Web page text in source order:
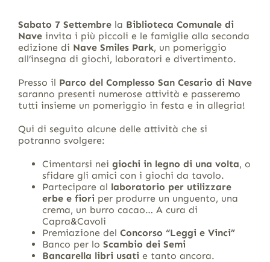
Sabato 7 Settembrela Biblioteca Comunale di
Naveinvita i più piccoli e le famiglie alla seconda
edizione di Nave Smiles Park, un pomeriggio
all’insegna di giochi, laboratori e divertimento.
Presso il Parco del Complesso San Cesario di Nave
saranno presenti numerose attività e passeremo
tutti insieme un pomeriggio in festa e in allegria!
Qui di seguito alcune delle attività che si
potranno svolgere:
Cimentarsi nei giochi in legno di una volta, o
sfidare gli amici con i giochi da tavolo.
Partecipare al laboratorio per utilizzare
erbe e fioriper produrre un unguento, una
crema, un burro cacao… A cura di
Capra&Cavoli
Premiazione del Concorso “Leggi e Vinci”
Banco per lo Scambio dei Semi
Bancarella libri usatie tanto ancora.